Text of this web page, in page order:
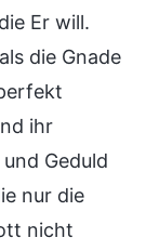
Er will.
die Gnade
ihr
Geduld
nur die
nicht